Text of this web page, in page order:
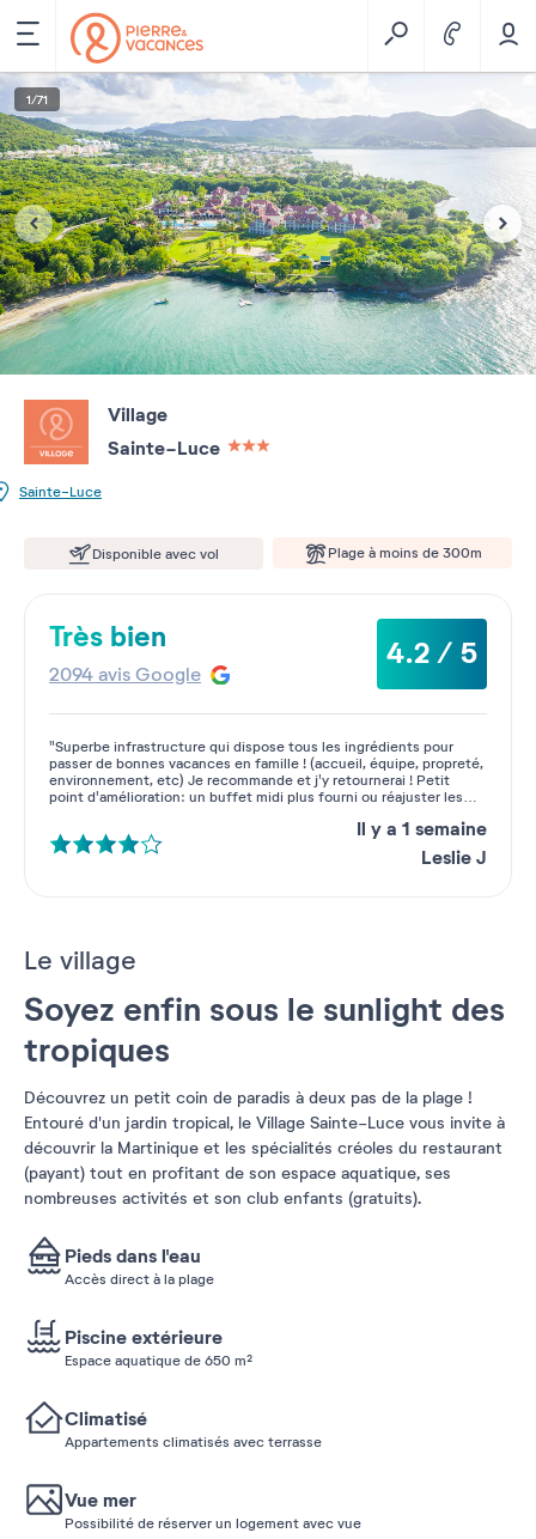
Village
Sainte-Luce
Sainte-Luce
Disponible avec vol Plage à moins de 300m
1/71
Très bien
2094 avis Google
4.2 / 5
"Superbe infrastructure qui dispose tous les ingrédients pour
passer de bonnes vacances en famille ! (accueil, équipe, propreté,
environnement, etc) Je recommande et j'y retournerai ! Petit
point d'amélioration: un buffet midi plus fourni ou réajuster les
Il y a 1 semaine
Leslie J
Le village
Soyez enfin sous le sunlight des
tropiques
Découvrez un petit coin de paradis à deux pas de la plage !
Entouré d'un jardin tropical, le Village Sainte-Luce vous invite à
découvrir la Martinique et les spécialités créoles du restaurant
(payant) tout en profitant de son espace aquatique, ses
nombreuses activités et son club enfants (gratuits).
Pieds dans l'eau
Accès direct à la plage
Piscine extérieure
Espace aquatique de 650 m²
Climatisé
Appartements climatisés avec terrasse
Vue mer
Possibilité de réserver un logement avec vue